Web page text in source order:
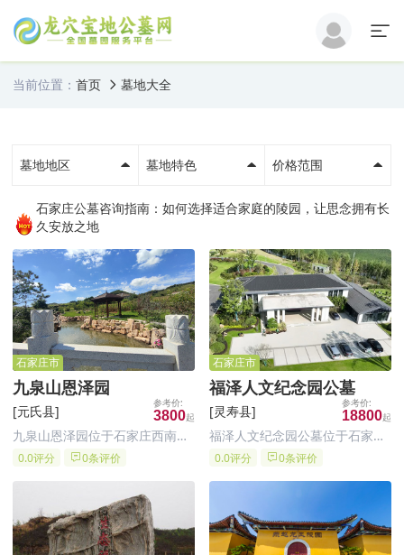
当前位置： 首页 墓地大全
墓地地区 墓地特色 价格范围
石家庄公墓咨询指南：如何选择适合家庭的陵园，让思念拥有长
久安放之地
石家庄市
九泉山恩泽园
[元氏县] 3800
九泉山恩泽园位于石家庄西南元
氏县境内九泉山，紧邻元氏县烈
南行转石赞公路即到
0.0评分 0条评价
石家庄市
福泽人文纪念园公墓
[灵寿县] 18800
福泽人文纪念园公墓位于石家庄
市灵寿县陈庄镇朱家背大队后花
在石家庄市区及周边地区的居民
来说，前往祥安生态园祭扫较为
方便。
0.0评分 0条评价